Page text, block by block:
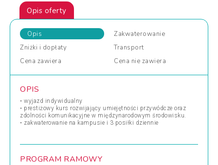
Opis oferty
Opis
Zakwaterowanie
Zniżki i dopłaty
Transport
Cena zawiera Cena nie zawiera
OPIS
• wyjazd indywidualny
• prestiżowy kurs rozwijający umiejętności przywódcze oraz
zdolności komunikacyjne w międzynarodowym środowisku.
• zakwaterowanie na kampusie i 3 posiłki dziennie
PROGRAM RAMOWY